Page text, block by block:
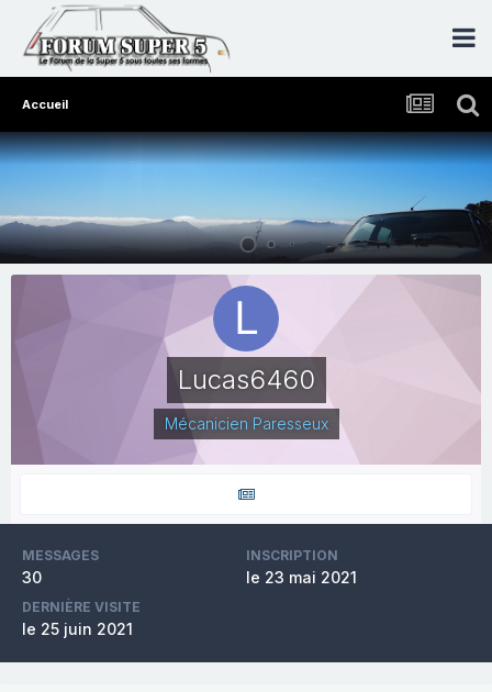
Accueil
Lucas6460
Mécanicien Paresseux
MESSAGES
30
INSCRIPTION
le 23 mai 2021
DERNIÈRE VISITE
le 25 juin 2021